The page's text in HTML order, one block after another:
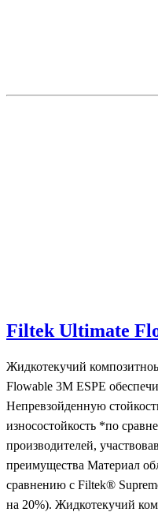
Filtek Ultimate
Жидкотекучий
Flowable 3M ESPE
Непревзойденную
износостойкость *по
производителей,
преимущества Материал
сравнению с Filtek®
на 20%). Жидкотекучий